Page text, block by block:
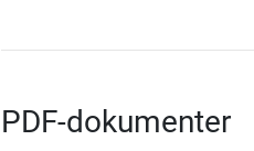
PDF-dokumenter